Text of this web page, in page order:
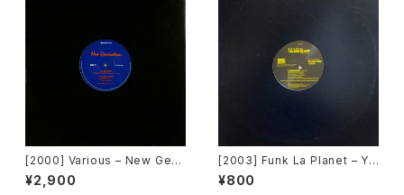
[2000] Various – New Gen
eration / Back To The "Dis
co" ~私もDiscoへ連れていっ
¥2,900
[2003] Funk La Planet – Yo
u Gave Me Love (Funk La
Planet 008) [Funk La Plane
¥800